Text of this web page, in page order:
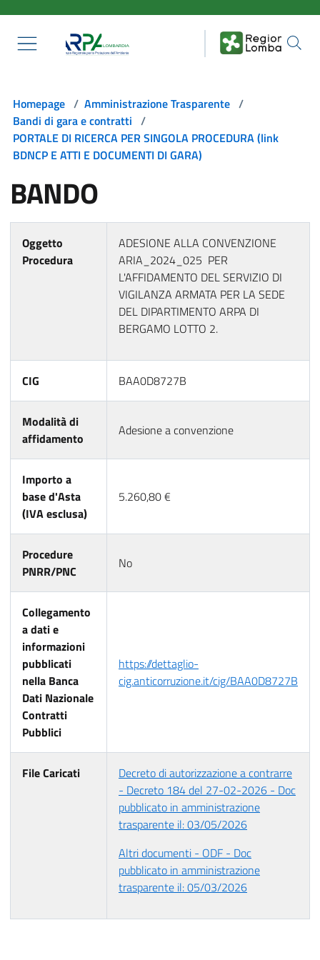
Homepage / Amministrazione Trasparente /
Bandi di gara e contratti /
PORTALE DI RICERCA PER SINGOLA PROCEDURA (link
BDNCP E ATTI E DOCUMENTI DI GARA)
BANDO
Oggetto
Procedura
ADESIONE ALLA CONVENZIONE
ARIA_2024_025 PER
L'AFFIDAMENTO DEL SERVIZIO DI
VIGILANZA ARMATA PER LA SEDE
DEL DIPARTIMENTO ARPA DI
BERGAMO LOTTO 2.
CIG BAA0D8727B
Modalità di
affidamento
Adesione a convenzione
Importo a
base d'Asta
(IVA esclusa)
5.260,80 €
Procedure
PNRR/PNC
No
Collegamento
a dati e
informazioni
pubblicati
nella Banca
Dati Nazionale
Contratti
Pubblici
https://dettaglio-
cig.anticorruzione.it/cig/BAA0D8727B
File Caricati
Decreto di autorizzazione a contrarre
- Decreto 184 del 27-02-2026 - Doc
pubblicato in amministrazione
trasparente il: 03/05/2026
Altri documenti - ODF - Doc
pubblicato in amministrazione
trasparente il: 05/03/2026